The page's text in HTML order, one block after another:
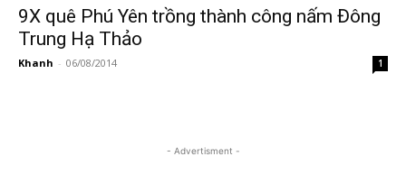
9X quê Phú Yên trồng thành công nấm Đông
Trung Hạ Thảo
Khanh - 06/08/2014 1
- Advertisment -